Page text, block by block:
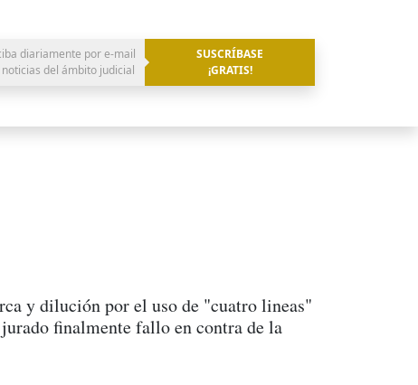
diariamente por e-mail
noticias del ámbito judicial
SUSCRÍBASE
¡GRATIS!
y dilución por el uso de "cuatro lineas"
finalmente fallo en contra de la